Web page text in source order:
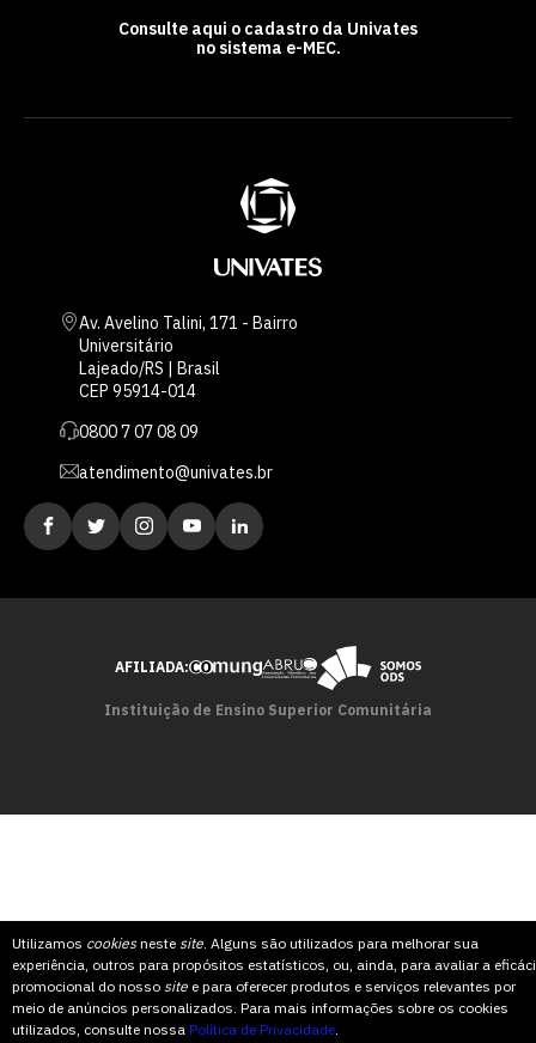
Utilizamos cookiesneste site. Alguns são utilizados para melhorar sua
experiência, outros para propósitos estatísticos, ou, ainda, para avaliar a
promocional do nosso site e para oferecer produtos e serviços relevantes por
meio de anúncios personalizados. Para mais informações sobre os cookies
utilizados, consulte nossa Política de Privacidade.
Consulte aqui o cadastro da Univates
no sistema e-MEC.
Av. Avelino Talini, 171 - Bairro
Universitário
Lajeado/RS | Brasil
CEP 95914-014
0800 7 07 08 09
atendimento@univates.br
AFILIADA:
Instituição de Ensino Superior Comunitária